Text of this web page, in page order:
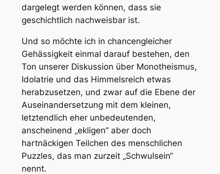
dargelegt werden können, dass sie
geschichtlich nachweisbar ist.
Und so möchte ich in chancengleicher
Gehässigkeit einmal darauf bestehen, den
Ton unserer Diskussion über Monotheismus,
Idolatrie und das Himmelsreich etwas
herabzusetzen, und zwar auf die Ebene der
Auseinandersetzung mit dem kleinen,
letztendlich eher unbedeutenden,
anscheinend „ekligen” aber doch
hartnäckigen Teilchen des menschlichen
Puzzles, das man zurzeit „Schwulsein“
nennt.